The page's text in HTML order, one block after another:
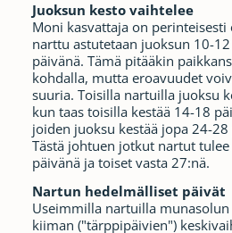
Juoksun kesto vaihtelee
Moni kasvattaja on
narttu astutetaan juoksun 10-
päivänä. Tämä pitääkin
kohdalla, mutta eroavuudet
suuria. Toisilla nartuilla juoksu
kun taas toisilla kestää 14-18
joiden juoksu kestää jopa 24-
Tästä johtuen jotkut nartut
päivänä ja toiset vasta 27:nä.
Nartun hedelmälliset päivät
Useimmilla nartuilla
kiiman ("tärppipäivien")